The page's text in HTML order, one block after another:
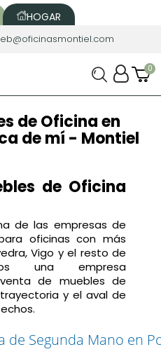
HOGAR
de Oficina en
de mí - Montiel
de Oficina
de las empresas de
oficinas con más
Vigo y el resto de
una empresa
de muebles de
y el aval de
de Segunda Mano en